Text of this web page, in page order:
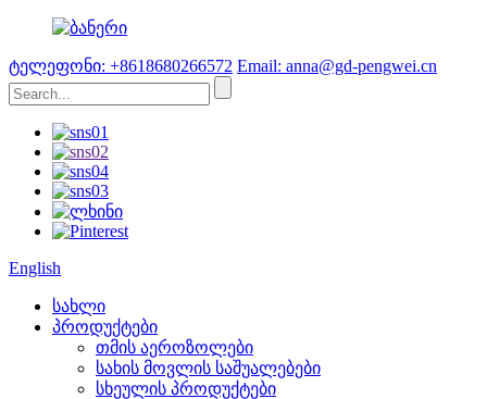
ტელეფონი: +8618680266572 Email: anna@gd-pengwei.cn
English
სახლი
პროდუქტები
თმის აეროზოლები
სახის მოვლის საშუალებები
სხეულის პროდუქტები